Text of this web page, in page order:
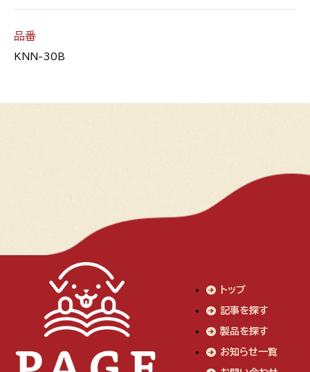
品番
KNN-30B
トップ
記事を探す
製品を探す
お知らせ一覧